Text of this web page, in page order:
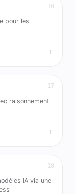
16
pour les
›
17
raisonnement
›
18
IA via une